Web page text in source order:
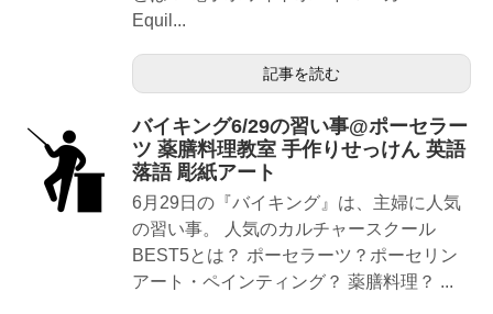
Equil...
記事を読む
バイキング6/29の習い事@ポーセラー
ツ 薬膳料理教室 手作りせっけん 英語
落語 彫紙アート
6月29日の『バイキング』は、主婦に人気
の習い事。 人気のカルチャースクール
BEST5とは？ ポーセラーツ？ポーセリン
アート・ペインティング？ 薬膳料理？ ...